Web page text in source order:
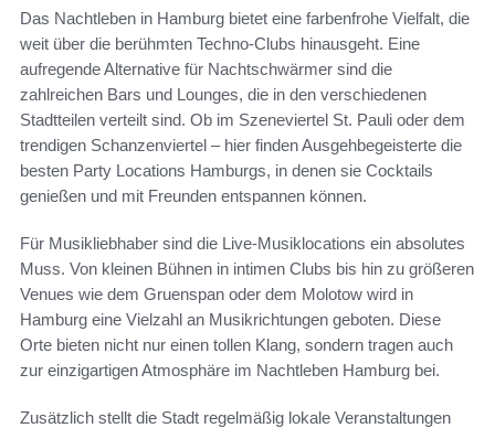
Das Nachtleben in Hamburg bietet eine farbenfrohe Vielfalt, die
weit über die berühmten Techno-Clubs hinausgeht. Eine
aufregende Alternative für Nachtschwärmer sind die
zahlreichen Bars und Lounges, die in den verschiedenen
Stadtteilen verteilt sind. Ob im Szeneviertel St. Pauli oder dem
trendigen Schanzenviertel – hier finden Ausgehbegeisterte die
besten Party Locations Hamburgs, in denen sie Cocktails
genießen und mit Freunden entspannen können.
Für Musikliebhaber sind die Live-Musiklocations ein absolutes
Muss. Von kleinen Bühnen in intimen Clubs bis hin zu größeren
Venues wie dem Gruenspan oder dem Molotow wird in
Hamburg eine Vielzahl an Musikrichtungen geboten. Diese
Orte bieten nicht nur einen tollen Klang, sondern tragen auch
zur einzigartigen Atmosphäre im Nachtleben Hamburg bei.
Zusätzlich stellt die Stadt regelmäßig lokale Veranstaltungen